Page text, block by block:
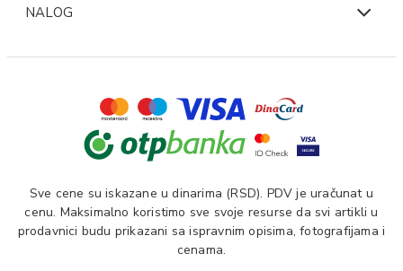
NALOG
Sve cene su iskazane u dinarima (RSD). PDV je uračunat u
cenu. Maksimalno koristimo sve svoje resurse da svi artikli u
prodavnici budu prikazani sa ispravnim opisima, fotografijama i
cenama.